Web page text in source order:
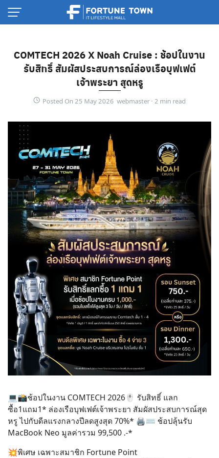
Skip
Thai
English
COMTECH 2026 X Noah Cruise : ช้อปในงาน
รับสิทธิ์ สัมผัสประสบการณ์ล่องเรือบุฟเฟต์
เจ้าพระยา สุดหรู
Posted On 25 May 2026 webmaster ·
💻📸ช้อปในงาน COMTECH 2026🖱️ รับสิทธิ์ แลก
ซื้อ1แถม1* ล่องเรือบุฟเฟต์เจ้าพระยา สัมผัสประสบการณ์สุด
หรู ไปกับดีลแรงกลางปีลดสูงสุด 70%* 🖨️⌨️ ช้อปลุ้นรับ
MacBook Neo มูลค่ารวม 99,500 .-*
💥พิเศษ เฉพาะสมาชิก Fortune Point